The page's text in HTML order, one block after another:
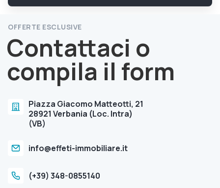
OFFERTE ESCLUSIVE
Contattaci o
compila il form
Piazza Giacomo Matteotti, 21
28921 Verbania (Loc. Intra)
(VB)
info@effeti-immobiliare.it
(+39) 348-0855140